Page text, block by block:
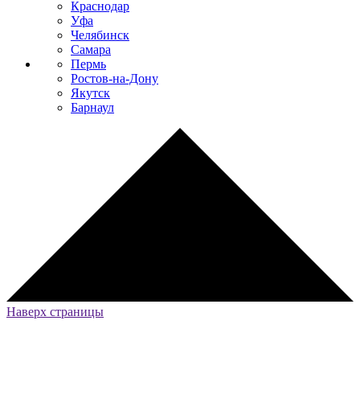
Краснодар
Уфа
Челябинск
Самара
Пермь
Ростов-на-Дону
Якутск
Барнаул
Наверх страницы